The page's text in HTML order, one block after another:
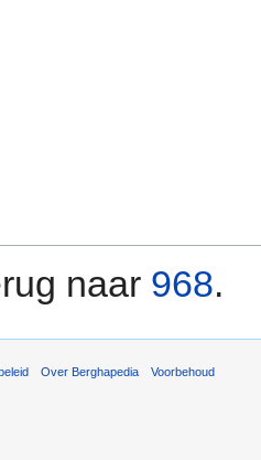
naar 968.
Over Berghapedia Voorbehoud